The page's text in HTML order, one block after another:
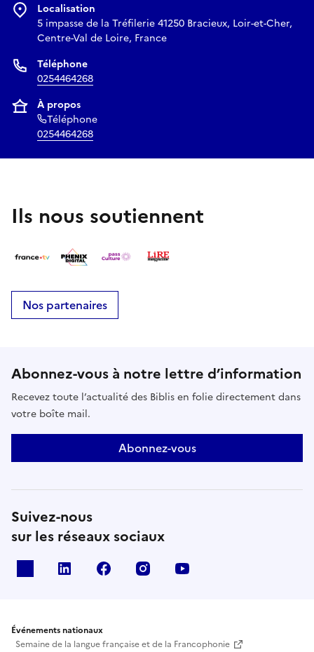
Localisation
5 impasse de la Tréfilerie 41250 Bracieux, Loir-et-Cher,
Centre-Val de Loire, France
Téléphone
0254464268
À propos
Téléphone
0254464268
Ils nous soutiennent
Nos partenaires
Abonnez-vous à notre lettre d’information
Recevez toute l’actualité des Biblis en folie directement dans
votre boîte mail.
Abonnez-vous
Suivez-nous
sur les réseaux sociaux
Linkedin Facebook Instagram
Événements nationaux
Semaine de la langue française et de la Francophonie